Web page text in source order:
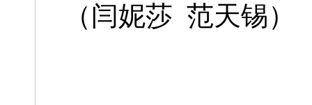
（闫妮莎 范天锡）